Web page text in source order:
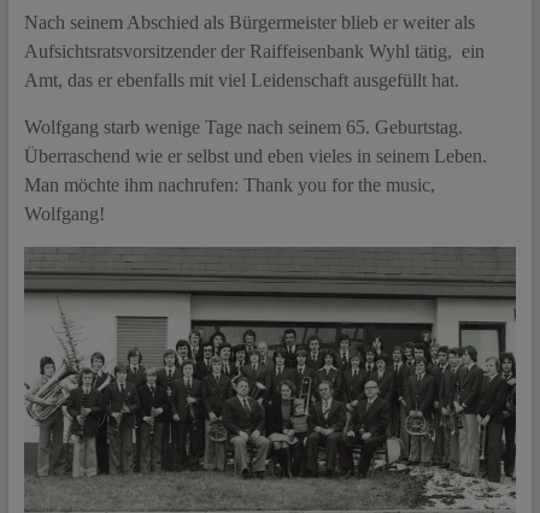
Nach seinem Abschied als Bürgermeister blieb er weiter als
Aufsichtsratsvorsitzender der Raiffeisenbank Wyhl tätig, ein
Amt, das er ebenfalls mit viel Leidenschaft ausgefüllt hat.
Wolfgang starb wenige Tage nach seinem 65. Geburtstag.
Überraschend wie er selbst und eben vieles in seinem Leben.
Man möchte ihm nachrufen: Thank you for the music,
Wolfgang!